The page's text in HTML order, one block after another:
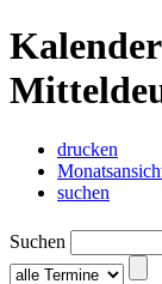
drucken
suchen
Suchen